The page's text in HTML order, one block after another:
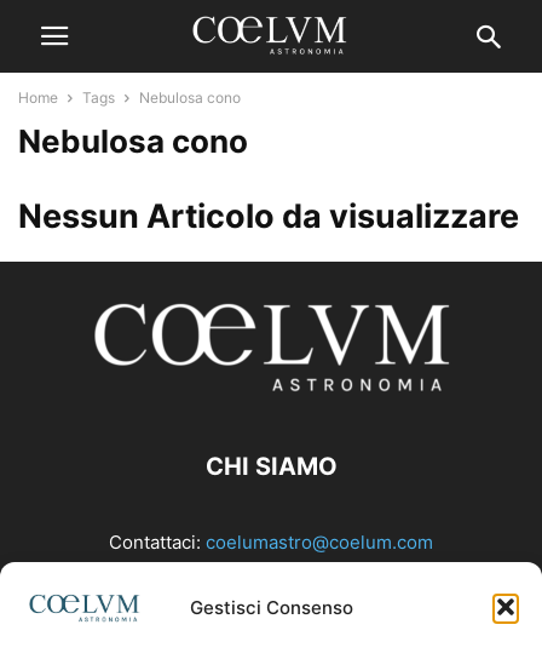
Gestisci Consenso
Home Tags Nebulosa cono
Nebulosa cono
Nessun Articolo da visualizzare
CHI SIAMO
Contattaci: coelumastro@coelum.com
SEGUICI